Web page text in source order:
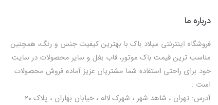
درباره ما
فروشگاه اینترنتی میلاد باک با بهترین کیفیت جنس و رنگ، همچنین
مناسب ترین قیمت باک موتور، قاب بغل و سایر محصولات در سایت
خود برای راحتی استفاده شما مشتریان عزیز آماده فروش محصولات
است .
آدرس: تهران ، شاهد شهر ، شهرک لاله ، خیابان بهاران ، پلاک ۲۰